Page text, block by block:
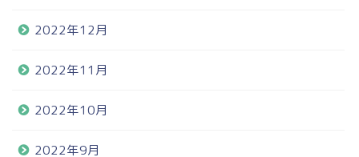
2022年12月
2022年11月
2022年10月
2022年9月